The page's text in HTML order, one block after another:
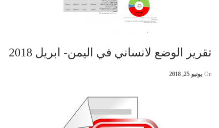
تقرير الوضع لانساني في اليمن- ابريل 2018
On يونيو 25, 2018